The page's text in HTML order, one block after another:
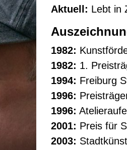
Aktuell: Lebt in
1982:
1982: 1.
1994: Freiburg
1996:
1996:
2001: Preis für
2003: